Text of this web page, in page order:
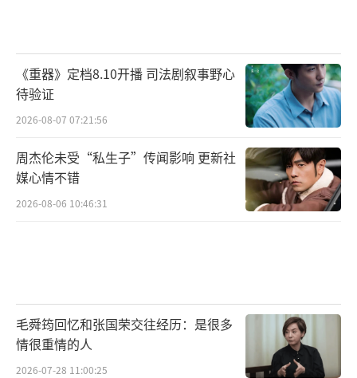
《重器》定档8.10开播 司法剧叙事野心
待验证
2026-08-07 07:21:56
周杰伦未受“私生子”传闻影响 更新社
媒心情不错
2026-08-06 10:46:31
毛舜筠回忆和张国荣交往经历：是很多
情很重情的人
2026-07-28 11:00:25